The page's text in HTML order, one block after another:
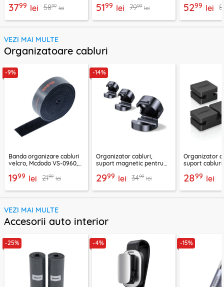
3799 lei 5899 lei 5199 lei 7999 lei 5299 lei
VEZI MAI MULTE
Organizatoare cabluri
-9%
Banda organizare cabluri
velcro, Mcdodo VS-0960,
1999 lei 2199 lei
-14%
Organizator cabluri,
suport magnetic pentru
2999 lei 3499 lei
Organizator
suport
2899 lei
VEZI MAI MULTE
Accesorii auto interior
-25% -4% -15%